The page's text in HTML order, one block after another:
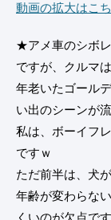
動画の拡大はこ
★アメ車のシボレ
ですが、クルマ
年老いたゴール
い出のシーンが流
私は、ボーイフ
ですｗ
ただ前半は、犬
年齢が変わらな